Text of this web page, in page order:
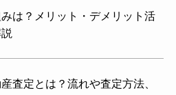
は？メリット・デメリット活
査定とは？流れや査定方法、